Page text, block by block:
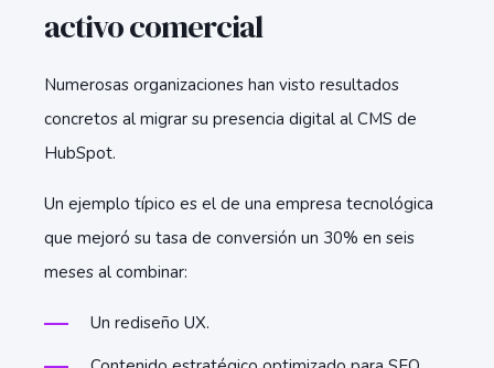
activo comercial
Numerosas organizaciones han visto resultados
concretos al migrar su presencia digital al CMS de
HubSpot.
Un ejemplo típico es el de una empresa tecnológica
que mejoró su tasa de conversión un 30% en seis
meses al combinar:
Un rediseño UX.